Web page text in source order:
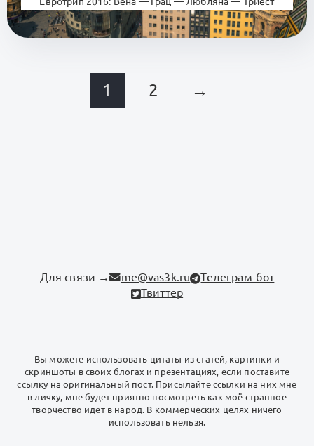
1 2 →
Для связи → me@vas3k.ru
Телеграм-бот
Твиттер
Вы можете использовать цитаты из статей, картинки и
скриншоты в своих блогах и презентациях, если поставите
ссылку на оригинальный пост. Присылайте ссылки на них мне
в личку, мне будет приятно посмотреть как моё странное
творчество идет в народ. В коммерческих целях ничего
использовать нельзя.